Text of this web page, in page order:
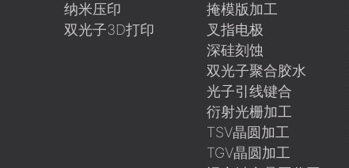
纳米压印
双光子3D打印
掩模版加工
叉指电极
深硅刻蚀
双光子聚合胶水
光子引线键合
衍射光栅加工
TSV晶圆加工
TGV晶圆加工